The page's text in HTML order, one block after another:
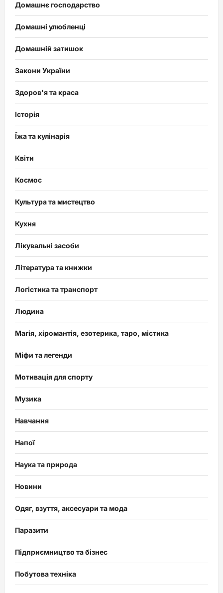
Домашнє господарство
Домашні улюбленці
Домашній затишок
Закони України
Здоров'я та краса
Історія
Їжа та кулінарія
Квіти
Космос
Культура та мистецтво
Кухня
Лікувальні засоби
Література та книжки
Логістика та транспорт
Людина
Магія, хіромантія, езотерика, таро, містика
Міфи та легенди
Мотивація для спорту
Музика
Навчання
Напої
Наука та природа
Новини
Одяг, взуття, аксесуари та мода
Паразити
Підприємництво та бізнес
Побутова техніка